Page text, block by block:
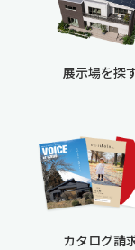
展示場を探
カタログ請